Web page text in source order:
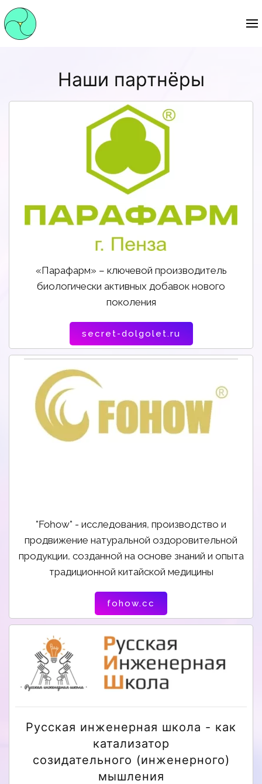
Наши партнёры
«Парафарм» – ключевой производитель
биологически активных добавок нового
поколения
secret-dolgolet.ru
"Fohow" - исследования, производство и
продвижение натуральной оздоровительной
продукции, созданной на основе знаний и опыта
традиционной китайской медицины
fohow.cc
Русская инженерная школа - как
катализатор
созидательного (инженерного)
мышления